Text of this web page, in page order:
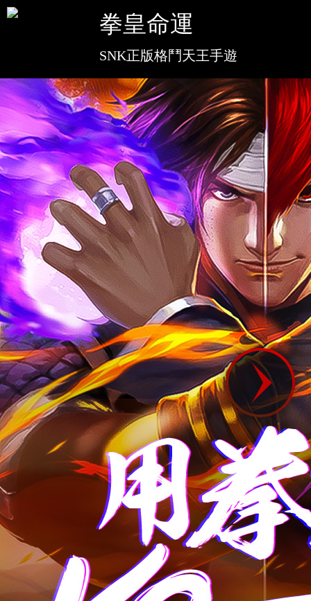
拳皇命運
SNK正版格鬥天王手遊